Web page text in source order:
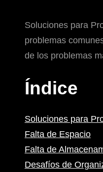
Soluciones para
problemas
de los problemas
Índice
Soluciones para
Falta de Espacio
Falta de
Desafíos de